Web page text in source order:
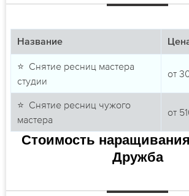
Название
⭐ Снятие ресниц мастера
студии
от
⭐ Снятие ресниц чужого
мастера
от
Стоимость
Дружба